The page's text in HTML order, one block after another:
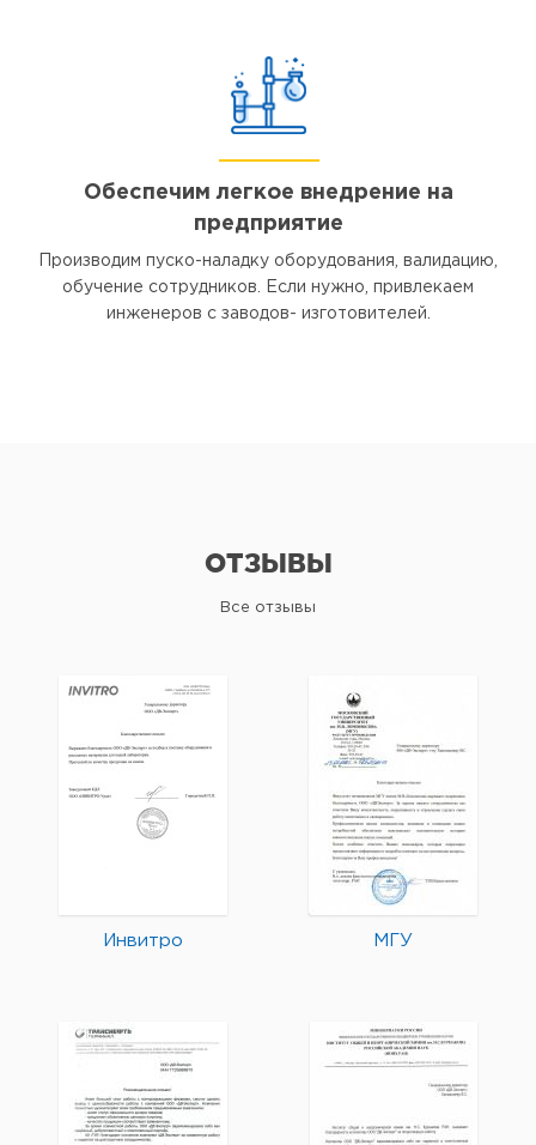
Обеспечим легкое внедрение на
предприятие
Производим пуско-наладку оборудования, валидацию,
обучение сотрудников. Если нужно, привлекаем
инженеров с заводов- изготовителей.
ОТЗЫВЫ
Все отзывы
Инвитро МГУ